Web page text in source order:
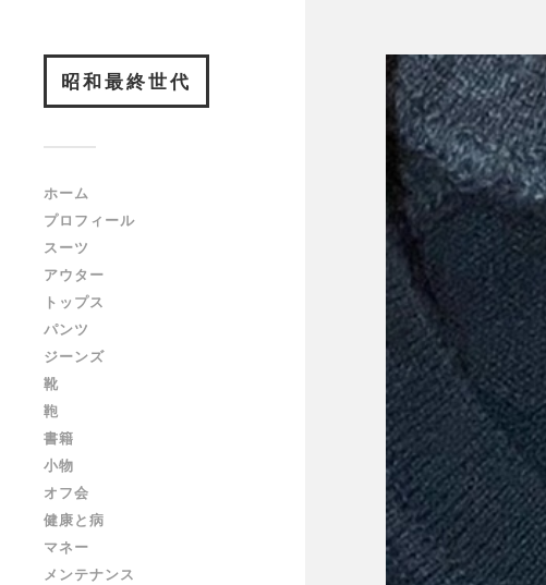
昭和最終世代
ホーム
プロフィール
スーツ
アウター
トップス
パンツ
ジーンズ
靴
鞄
書籍
小物
オフ会
健康と病
マネー
メンテナンス